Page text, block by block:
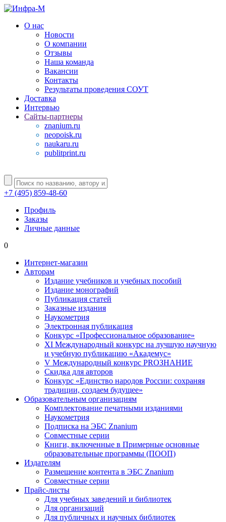
О нас
Новости
О компании
Отзывы
Наша команда
Вакансии
Контакты
Результаты проведения СОУТ
Доставка
Интервью
Сайты-партнеры
znanium.ru
neopoisk.ru
naukaru.ru
publitprint.ru
+7 (495) 859-48-60
Профиль
Заказы
Личные данные
0
Интернет-магазин
Авторам
Издание учебников и учебных пособий
Издание монографий
Публикация статей
Заказные издания
Наукометрия
Электронная публикация
Конкурс «Профессиональное образование»
XI Международный конкурс на лучшую научную
и учебную публикацию «Академус»
V Международный конкурс PROЗНАНИЕ
Скидка для авторов
Конкурс «Единство народов России: сохраняя
традиции, создаем будущее»
Образовательным организациям
Комплектование печатными изданиями
Наукометрия
Подписка на ЭБС Znanium
Совместные серии
Книги, включенные в Примерные основные
образовательные программы (ПООП)
Издателям
Размещение контента в ЭБС Znanium
Совместные серии
Прайс-листы
Для учебных заведений и библиотек
Для организаций
Для публичных и научных библиотек